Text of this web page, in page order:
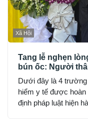
Xã Hội
Tang lễ nghẹn
bún ốc: Người
Dưới đây là 4
hiểm y tế được
định pháp luật hiện